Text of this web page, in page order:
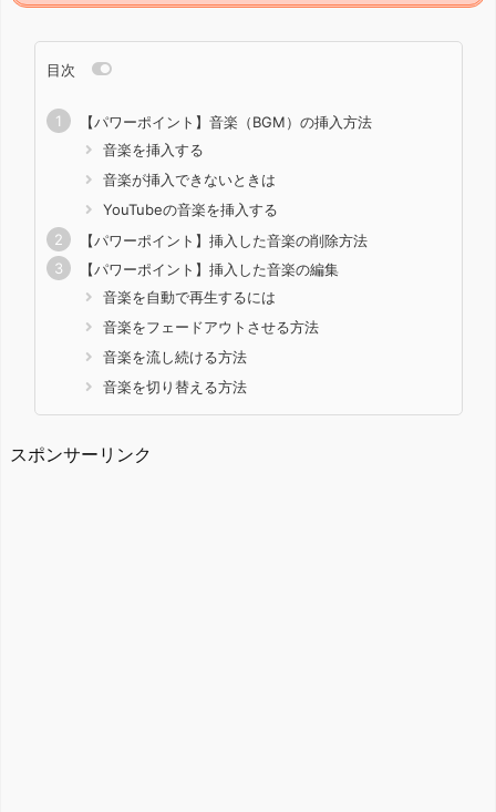
目次
【パワーポイント】音楽（BGM）の挿入方法
音楽を挿入する
音楽が挿入できないときは
YouTubeの音楽を挿入する
【パワーポイント】挿入した音楽の削除方法
【パワーポイント】挿入した音楽の編集
音楽を自動で再生するには
音楽をフェードアウトさせる方法
音楽を流し続ける方法
音楽を切り替える方法
スポンサーリンク